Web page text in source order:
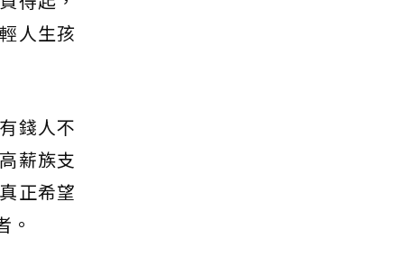
人生孩
錢人不
薪族支
正希望
。